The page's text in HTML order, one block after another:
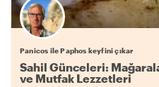
Panicos ile Paphos keyfini çıkar
Sahil Günceleri:
ve Mutfak Lezzetleri